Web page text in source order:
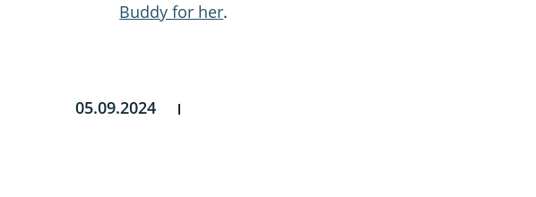
Buddy for her.
05.09.2024